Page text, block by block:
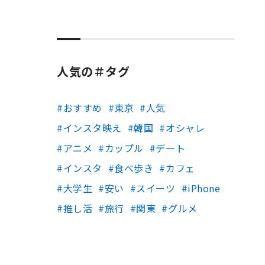
人気の＃タグ
おすすめ 東京
人気
インスタ映え
韓国
オシャレ
アニメ
カップル
デート
インスタ
食べ歩き
カフェ
大学生
安い スイーツ
iPhone
推し活
旅行 関東 グルメ